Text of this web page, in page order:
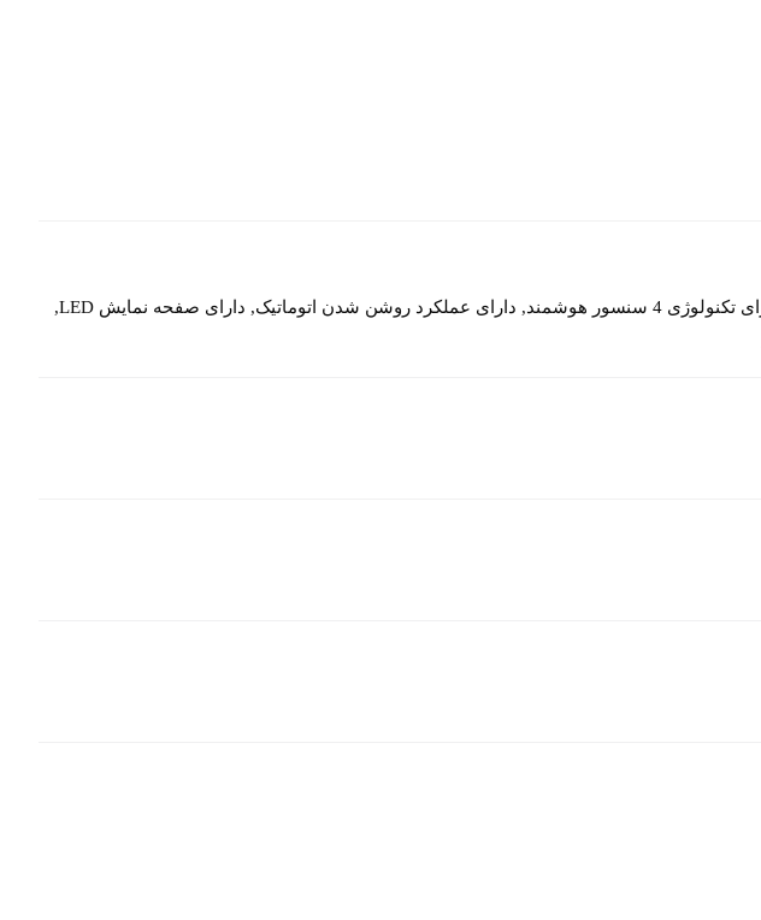
قابلیت اندازه گیری وزن نوزاد تا بزرگسال, دارای تکنولوژی 4 سنسور هوشمند, دارای عملکرد روشن شدن اتوماتیک, دارای صفحه نمایش LED,